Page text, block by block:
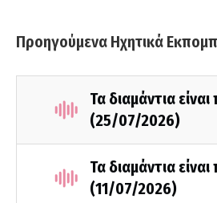
Προηγούμενα Ηχητικά
Τα διαμάντια
(25/07/2026)
Τα διαμάντια
(11/07/2026)